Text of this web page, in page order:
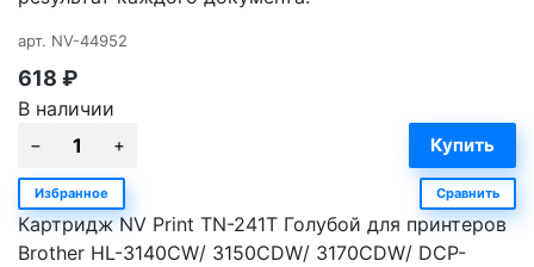
арт. NV-44952
618 ₽
В наличии
Избранное Сравнить
Картридж NV Print TN-241T Голубой для принтеров
Brother HL-3140CW/ 3150CDW/ 3170CDW/ DCP-